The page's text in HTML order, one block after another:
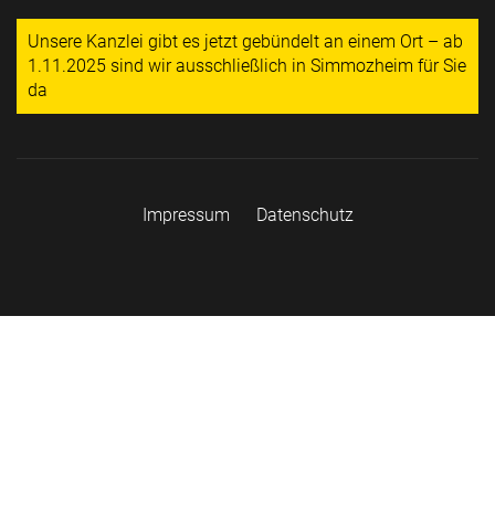
Unsere Kanzlei gibt es jetzt gebündelt an einem Ort – ab
1.11.2025 sind wir ausschließlich in Simmozheim für Sie
da
Impressum Datenschutz